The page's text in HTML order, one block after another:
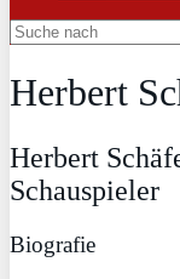
Herbert
Herbert
Schauspieler
Biografie